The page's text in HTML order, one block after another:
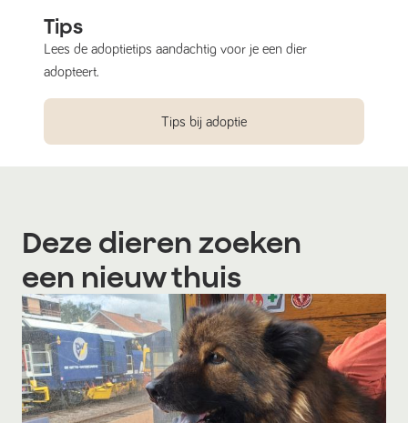
Tips
Lees de adoptietips aandachtig voor je een dier
adopteert.
Tips bij adoptie
Deze dieren zoeken
een nieuw thuis